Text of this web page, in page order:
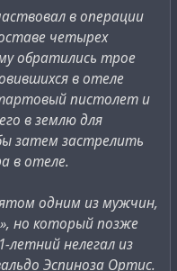
огромный
из крупнейших
Вашингтона,
многие считали, что
Рональда
с ним связан.
которая не так
но была
12 декабря 1985
"Челленджера",
разбился через 19
аэродрома
world had been
2009’s H1N1, this
from wild geese —
effect on economies:
and goods
industries like tourism
Even locally,
buildings sat empty
and customers.
better — China in
quick imposition
в операции
четырех
обратились трое
в отеле
пистолет и
в землю для
затем застрелить
в отеле.
одним из мужчин,
но который позже
летний нелегал из
Эспиноза Ортис.